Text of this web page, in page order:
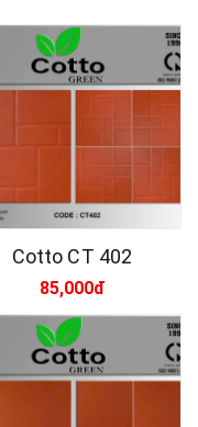
Cotto CT 402
85,000đ